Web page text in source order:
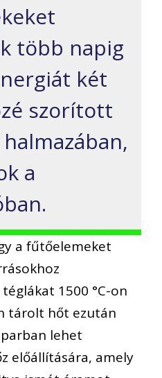
több napig
két
szorított
a
a fűtőelemeket
1500 °C-on
tárolt hőt ezután
lehet
előállítására, amely